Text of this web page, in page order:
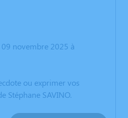
09 novembre 2025 à
ou exprimer vos
Stéphane SAVINO.